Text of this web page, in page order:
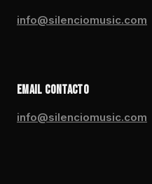
info@silenciomusic.com
EMAIL CONTACTO
info@silenciomusic.com